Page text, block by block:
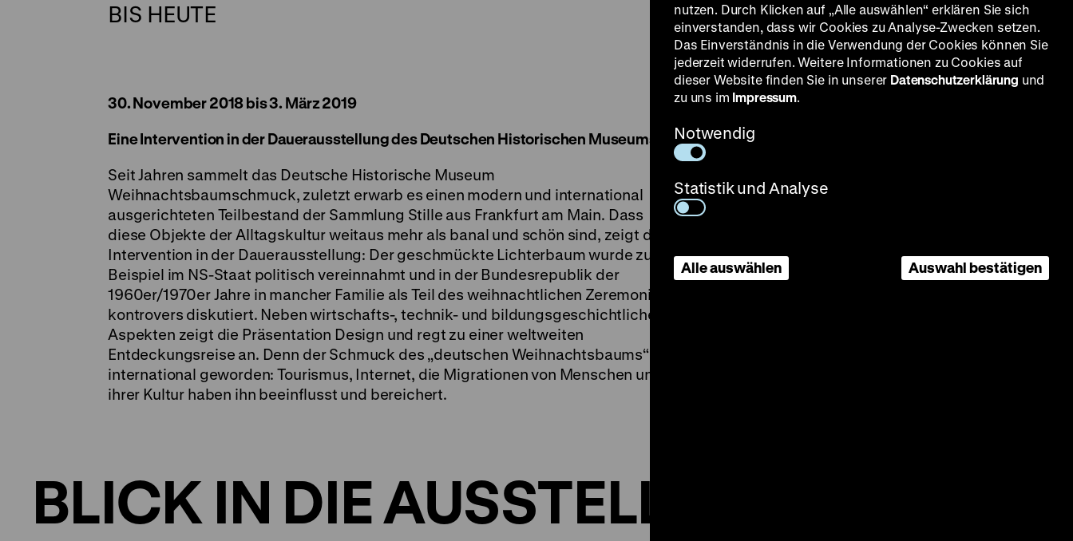
BIS HEUTE
30. November 2018 bis 3. März 2019
Eine Intervention in der Dauerausstellung des Deutschen Historischen Museums
Seit Jahren sammelt das Deutsche Historische Museum
Weihnachtsbaumschmuck, zuletzt erwarb es einen modern und international
ausgerichteten Teilbestand der Sammlung Stille aus Frankfurt am Main. Dass
diese Objekte der Alltagskultur weitaus mehr als banal und schön sind, zeigt die
Intervention in der Dauerausstellung: Der geschmückte Lichterbaum wurde zum
Beispiel im NS-Staat politisch vereinnahmt und in der Bundesrepublik der
1960er/1970er Jahre in mancher Familie als Teil des weihnachtlichen Zeremoniells
kontrovers diskutiert. Neben wirtschafts-, technik- und bildungsgeschichtlichen
Aspekten zeigt die Präsentation Design und regt zu einer weltweiten
Entdeckungsreise an. Denn der Schmuck des „deutschen Weihnachtsbaums“ ist
international geworden: Tourismus, Internet, die Migrationen von Menschen und
ihrer Kultur haben ihn beeinflusst und bereichert.
BLICK IN DIE AUSSTELLUNG
nutzen. Durch Klicken auf „Alle auswählen“ erklären Sie sich
einverstanden, dass wir Cookies zu Analyse-Zwecken setzen.
Das Einverständnis in die Verwendung der Cookies können Sie
jederzeit widerrufen. Weitere Informationen zu Cookies auf
dieser Website finden Sie in unserer Datenschutzerklärung und
zu uns im Impressum.
Notwendig
Statistik und Analyse
Alle auswählen Auswahl bestätigen